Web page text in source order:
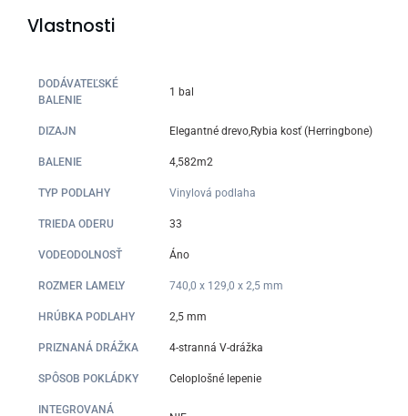
Vlastnosti
DODÁVATEĽSKÉ
BALENIE
1 bal
DIZAJN Elegantné drevo,Rybia kosť (Herringbone)
BALENIE 4,582m2
TYP PODLAHY Vinylová podlaha
TRIEDA ODERU 33
VODEODOLNOSŤ Áno
ROZMER LAMELY 740,0 x 129,0 x 2,5 mm
HRÚBKA PODLAHY 2,5 mm
PRIZNANÁ DRÁŽKA 4-stranná V-drážka
SPÔSOB POKLÁDKY Celoplošné lepenie
INTEGROVANÁ